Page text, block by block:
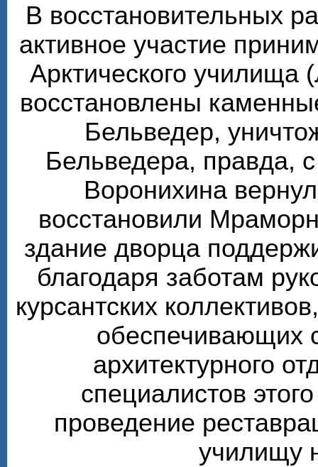
В восстановительных
активное участие
Арктического
восстановлены
Бельведер,
Бельведера, правда,
Воронихина
восстановили
здание дворца
благодаря заботам
курсантских
обеспечивающих
архитектурного
специалистов
проведение
училищу